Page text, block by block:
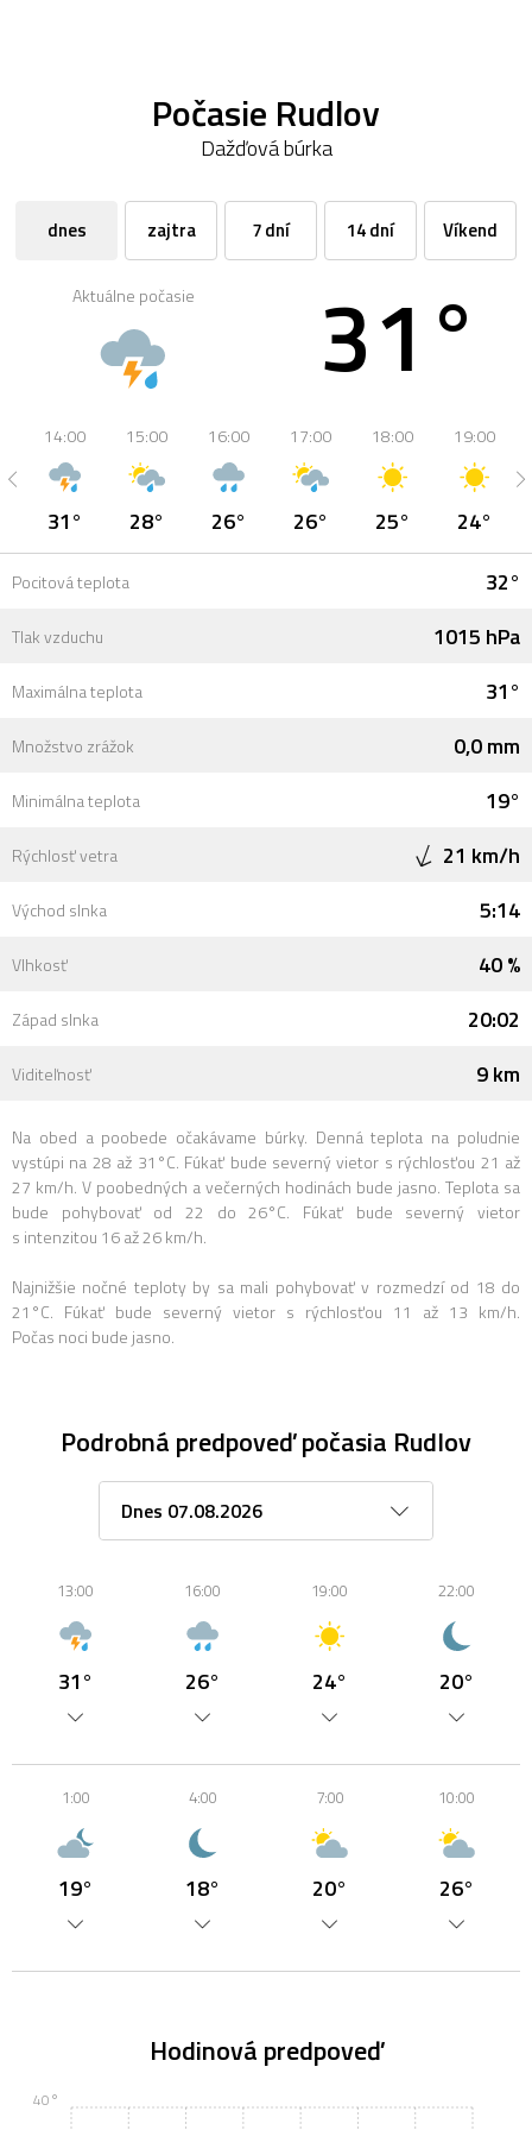
Počasie Rudlov
Dažďová búrka
dnes zajtra 7 dní 14 dní Víkend
Aktuálne počasie 31°
14:00
31°
15:00
28°
16:00
26°
17:00
26°
18:00
25°
19:00
24°
Pocitová teplota 32°
Tlak vzduchu 1015 hPa
Maximálna teplota 31°
Množstvo zrážok 0,0 mm
Minimálna teplota 19°
Rýchlosť vetra 21 km/h
Východ slnka 5:14
Vlhkosť 40 %
Západ slnka 20:02
Viditeľnosť 9 km
Na obed a poobede očakávame búrky. Denná teplota na poludnie
vystúpi na 28 až 31°C. Fúkať bude severný vietor s rýchlosťou 21 až
27 km/h. V poobedných a večerných hodinách bude jasno. Teplota sa
bude pohybovať od 22 do 26°C. Fúkať bude severný vietor
s intenzitou 16 až 26 km/h.
Najnižšie nočné teploty by sa mali pohybovať v rozmedzí od 18 do
21°C. Fúkať bude severný vietor s rýchlosťou 11 až 13 km/h.
Počas noci bude jasno.
Podrobná predpoveď počasia Rudlov
13:00
31°
16:00
26°
19:00
24°
22:00
20°
1:00
19°
4:00
18°
7:00
20°
10:00
26°
Hodinová predpoveď
40°